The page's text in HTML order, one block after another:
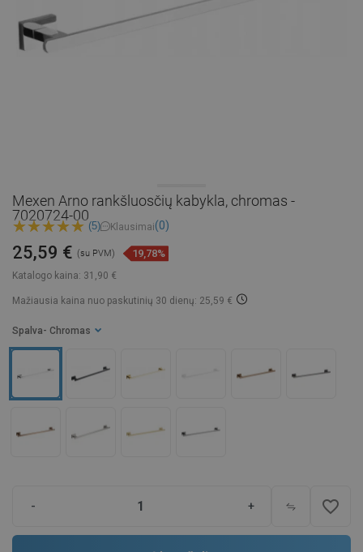
Mexen Arno rankšluosčių kabykla, chromas -
7020724-00
(5) Klausimai(0)
Katalogo kaina: 31,90 €
25,59 € (su PVM) 19,78%
Mažiausia kaina nuo paskutinių 30 dienų: 25,59 €
Spalva - Chromas
- + favorite_border